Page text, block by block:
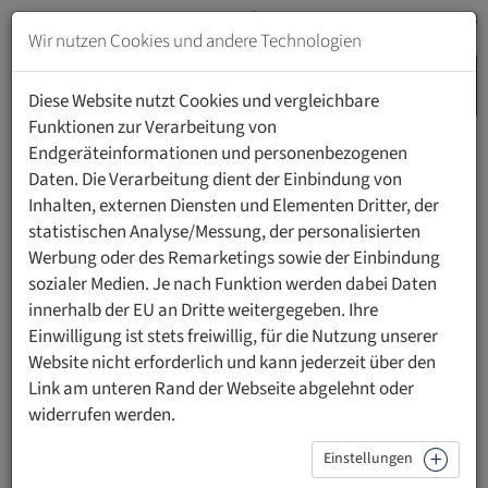
Zum
Inhalt
springen
Navigation
springen
HOME FORSCHUNG
FORSCHEN AN DER UFL
FORSCHUNGSDOKUMENTATION
Forschungsdokumentation
Eine strukturierte und transparente Dokumentation ist ein
wesentlicher Bestandteil wissenschaftlicher Arbeit. Sie
stellt sicher, dass Forschungsergebnisse nachvollziehbar,
reproduzierbar und langfristig zugänglich bleiben. Ein
systematisches Erfassungssystem trägt dazu bei, die
Qualität wissenschaftlicher Leistungen zu sichern und
deren Sichtbarkeit zu erhöhen. Gleichzeitig schafft es eine
Wir nutzen Cookies und andere Technologien
Diese Website nutzt Cookies und vergleichbare
Funktionen zur Verarbeitung von
Endgeräteinformationen und personenbezogenen
Daten. Die Verarbeitung dient der Einbindung von
Inhalten, externen Diensten und Elementen Dritter, der
statistischen Analyse/Messung, der personalisierten
Werbung oder des Remarketings sowie der Einbindung
sozialer Medien. Je nach Funktion werden dabei Daten
innerhalb der EU an Dritte weitergegeben. Ihre
Einwilligung ist stets freiwillig, für die Nutzung unserer
Website nicht erforderlich und kann jederzeit über den
Link am unteren Rand der Webseite abgelehnt oder
widerrufen werden.
Einstellungen